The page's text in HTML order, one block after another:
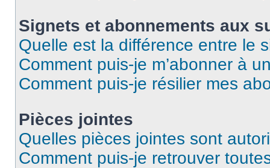
Signets et abonnements aux
Quelle est la différence entre le
Comment puis-je m’abonner à
Comment puis-je résilier mes
Pièces jointes
Quelles pièces jointes sont
Comment puis-je retrouver